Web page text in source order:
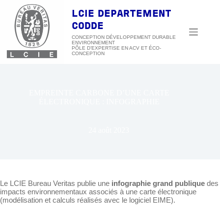
contenu
LCIE DEPARTEMENT
CODDE
CONCEPTION DÉVELOPPEMENT DURABLE
ENVIRONNEMENT
Le LCIE Bureau Veritas publie une infographie grand publique des
impacts environnementaux associés à une carte électronique
(modélisation et calculs réalisés avec le logiciel EIME).